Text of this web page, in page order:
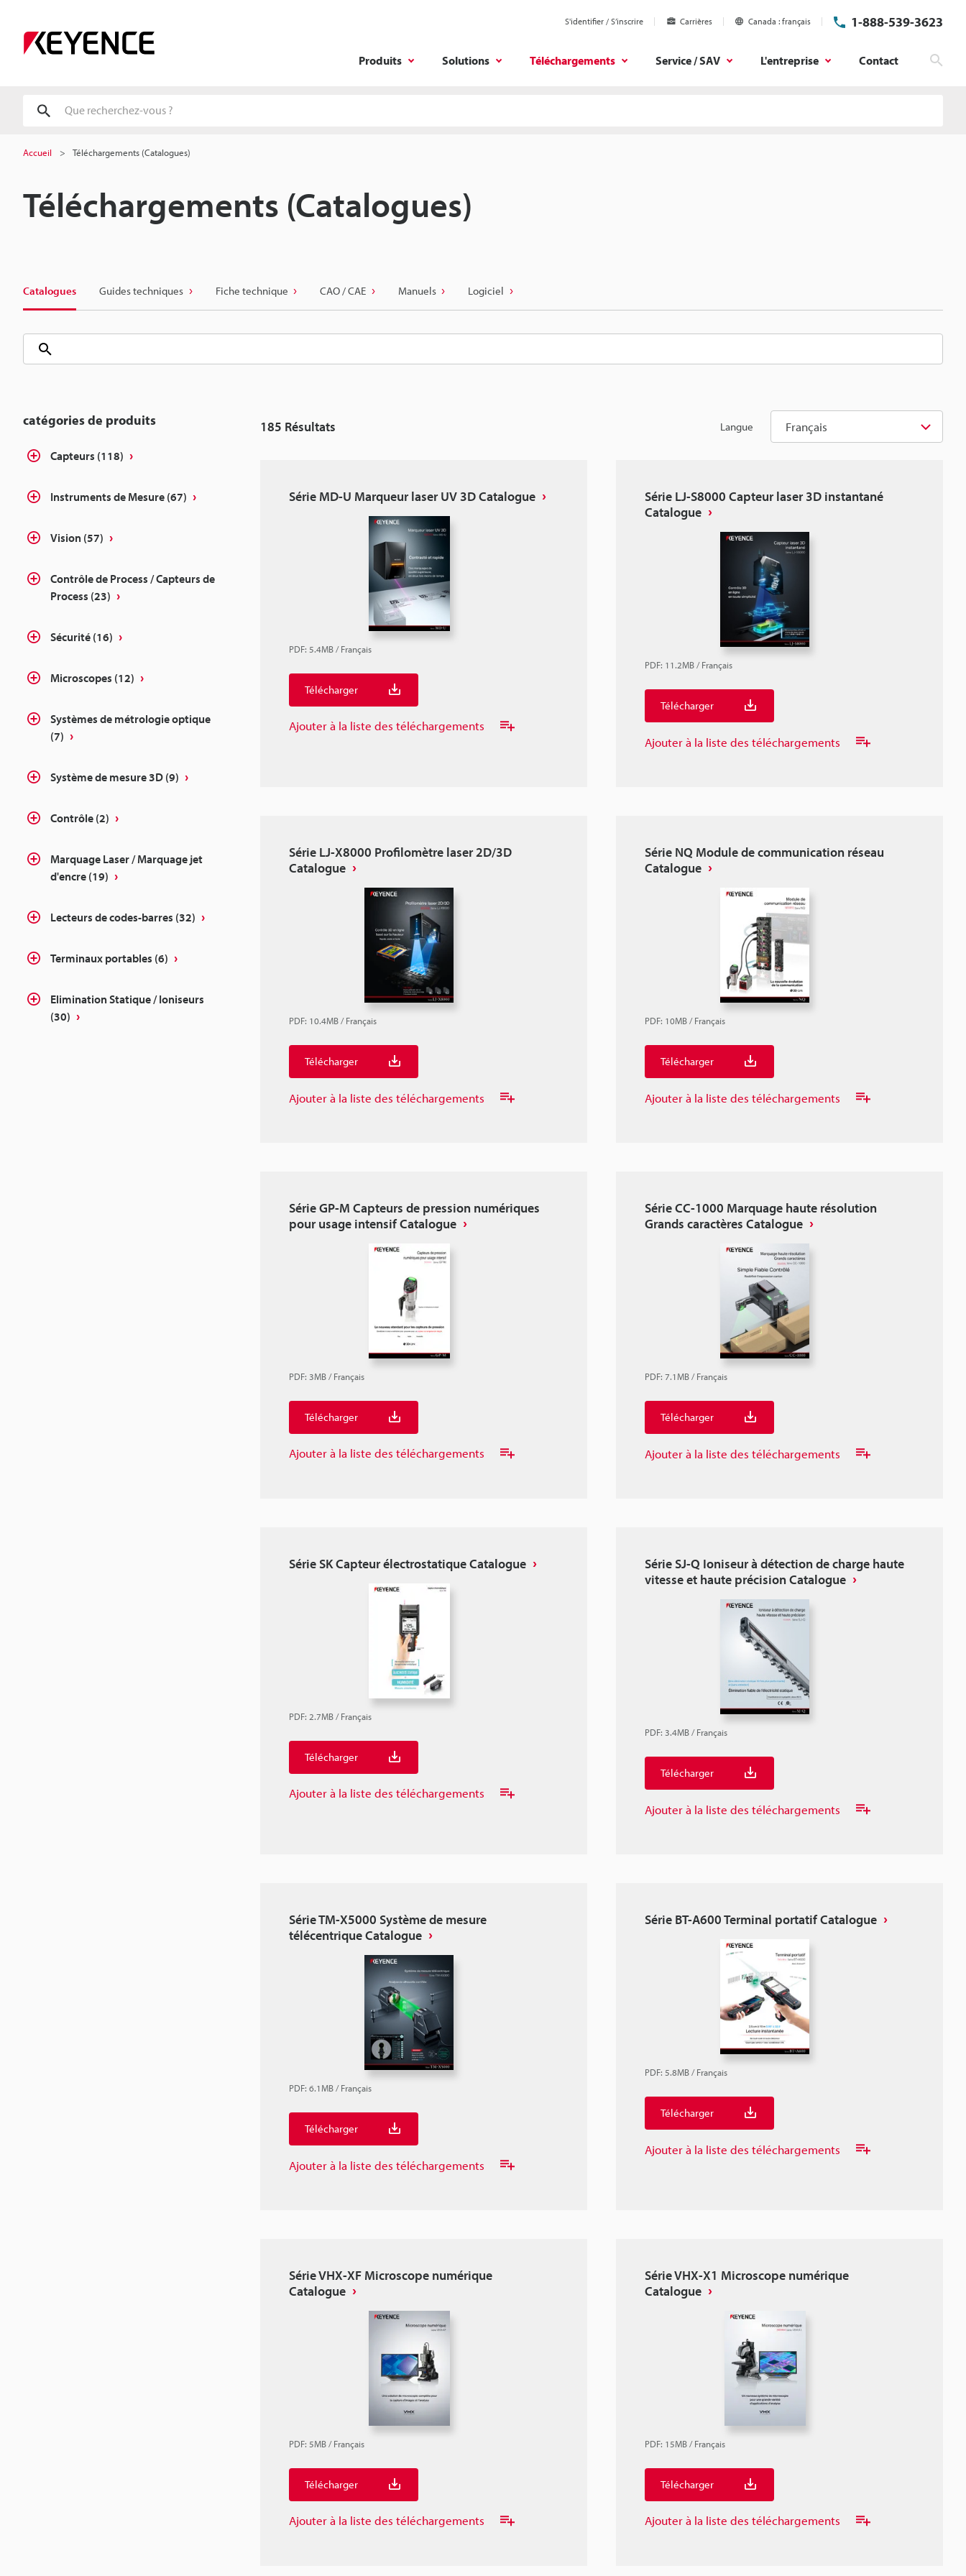
S'identifier / S’inscrire Carrières Canada français 1-888-539-3623
Produits Solutions Téléchargements Service / SAV L'entreprise Contact
Accueil Téléchargements (Catalogues)
Téléchargements (Catalogues)
Catalogues Guides techniques Fiche technique CAO / CAE Manuels Logiciel
catégories de produits
Capteurs (118)
Instruments de Mesure (67)
Vision (57)
Contrôle de Process / Capteurs de
Process (23)
Sécurité (16)
Microscopes (12)
Systèmes de métrologie optique
(7)
Système de mesure 3D (9)
Contrôle (2)
Marquage Laser / Marquage jet
d'encre (19)
Lecteurs de codes-barres (32)
Terminaux portables (6)
Elimination Statique / Ioniseurs
(30)
Langue Français
185 Résultats
Série MD-U Marqueur laser UV 3D Catalogue
PDF: 5.4MB /Français
Télécharger
Ajouter à la liste des téléchargements
Série LJ-S8000 Capteur laser 3D instantané
Catalogue
PDF: 11.2MB /Français
Télécharger
Ajouter à la liste des téléchargements
Série LJ-X8000 Profilomètre laser 2D/3D
Catalogue
PDF: 10.4MB /Français
Télécharger
Ajouter à la liste des téléchargements
Série NQ Module de communication réseau
Catalogue
PDF: 10MB /Français
Télécharger
Ajouter à la liste des téléchargements
Série GP-M Capteurs de pression numériques
pour usage intensif Catalogue
PDF: 3MB /Français
Télécharger
Ajouter à la liste des téléchargements
Série CC-1000 Marquage haute résolution
Grands caractères Catalogue
PDF: 7.1MB /Français
Télécharger
Ajouter à la liste des téléchargements
Série SK Capteur électrostatique Catalogue
PDF: 2.7MB /Français
Télécharger
Ajouter à la liste des téléchargements
Série SJ-Q Ioniseur à détection de charge haute
vitesse et haute précision Catalogue
PDF: 3.4MB /Français
Télécharger
Ajouter à la liste des téléchargements
Série TM-X5000 Système de mesure
télécentrique Catalogue
PDF: 6.1MB /Français
Télécharger
Ajouter à la liste des téléchargements
Série BT-A600 Terminal portatif Catalogue
PDF: 5.8MB /Français
Télécharger
Ajouter à la liste des téléchargements
Série VHX-XF Microscope numérique
Catalogue
PDF: 5MB /Français
Télécharger
Ajouter à la liste des téléchargements
Série VHX-X1 Microscope numérique
Catalogue
PDF: 15MB /Français
Télécharger
Ajouter à la liste des téléchargements